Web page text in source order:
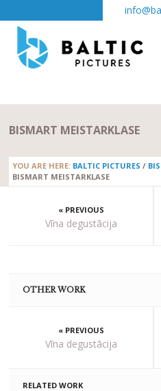
BISMART MEISTARKLASE
YOU ARE HERE: BALTIC PICTURES /
BISMART MEISTARKLASE
« PREVIOUS
Vīna degustācija
OTHER WORK
« PREVIOUS
Vīna degustācija
RELATED WORK